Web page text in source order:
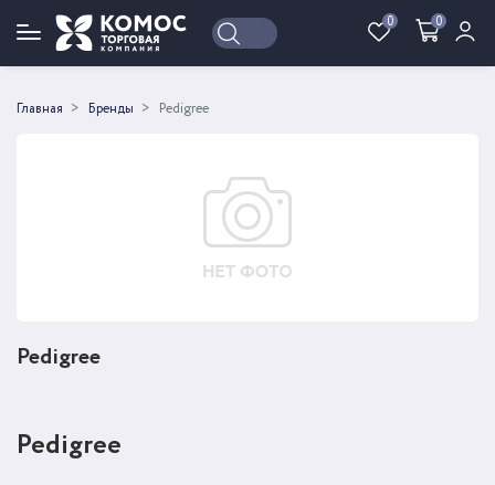
0 0
Войти Регистрация
Главная Бренды Pedigree
Pedigree
Pedigree